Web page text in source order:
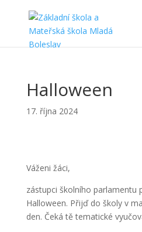
Halloween
17. října 2024
Váženi žáci,
zástupci školního parlamentu
Halloween. Přijď do školy v
den. Čeká tě tematické